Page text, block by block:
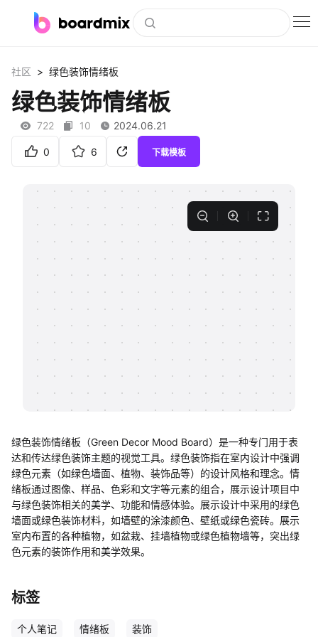
社区资源
下载
客户案例
社区 > 绿色装饰情绪板
绿色装饰情绪板
722 10 2024.06.21
0 6 下载模板
绿色装饰情绪板（Green Decor Mood Board）是一种专门用于表
达和传达绿色装饰主题的视觉工具。绿色装饰指在室内设计中强调
绿色元素（如绿色墙面、植物、装饰品等）的设计风格和理念。情
绪板通过图像、样品、色彩和文字等元素的组合，展示设计项目中
与绿色装饰相关的美学、功能和情感体验。展示设计中采用的绿色
墙面或绿色装饰材料，如墙壁的涂漆颜色、壁纸或绿色瓷砖。展示
室内布置的各种植物，如盆栽、挂墙植物或绿色植物墙等，突出绿
色元素的装饰作用和美学效果。
标签
个人笔记 情绪板 装饰